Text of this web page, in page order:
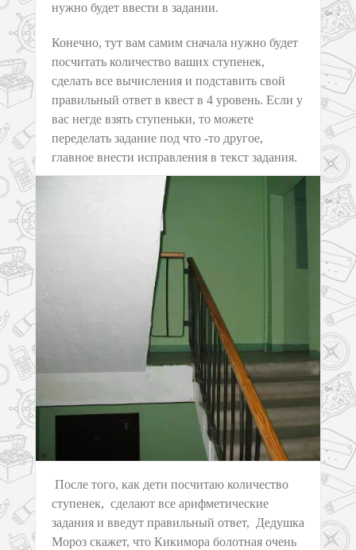
нужно будет ввести в задании.
Конечно, тут вам самим сначала нужно будет
посчитать количество ваших ступенек,
сделать все вычисления и подставить свой
правильный ответ в квест в 4 уровень. Если у
вас негде взять ступеньки, то можете
переделать задание под что -то другое,
главное внести исправления в текст задания.
После того, как дети посчитаю количество
ступенек, сделают все арифметические
задания и введут правильный ответ, Дедушка
Мороз скажет, что Кикимора болотная очень